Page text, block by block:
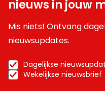
nieuws in jouw
Mis niets! Ontvang
nieuwsupdates.
Dagelijkse
Wekelijkse nieuwsbrief